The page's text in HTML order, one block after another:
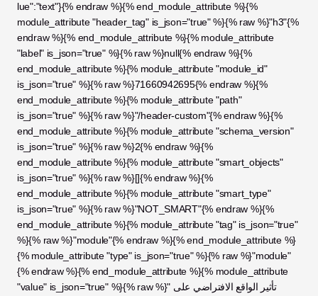
lue":"text"}{% endraw %}{% end_module_attribute %}{%
module_attribute "header_tag" is_json="true" %}{% raw %}"h3"{%
endraw %}{% end_module_attribute %}{% module_attribute
"label" is_json="true" %}{% raw %}null{% endraw %}{%
end_module_attribute %}{% module_attribute "module_id"
is_json="true" %}{% raw %}71660942695{% endraw %}{%
end_module_attribute %}{% module_attribute "path"
is_json="true" %}{% raw %}"/header-custom"{% endraw %}{%
end_module_attribute %}{% module_attribute "schema_version"
is_json="true" %}{% raw %}2{% endraw %}{%
end_module_attribute %}{% module_attribute "smart_objects"
is_json="true" %}{% raw %}[]{% endraw %}{%
end_module_attribute %}{% module_attribute "smart_type"
is_json="true" %}{% raw %}"NOT_SMART"{% endraw %}{%
end_module_attribute %}{% module_attribute "tag" is_json="true"
%}{% raw %}"module"{% endraw %}{% end_module_attribute %}
{% module_attribute "type" is_json="true" %}{% raw %}"module"
{% endraw %}{% end_module_attribute %}{% module_attribute
"value" is_json="true" %}{% raw %}"تأثير الواقع الافتراضي على